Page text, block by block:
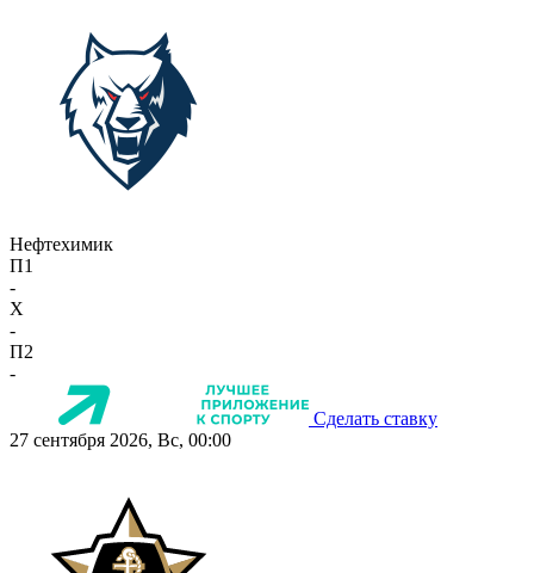
Нефтехимик
П1
-
X
-
П2
-
Сделать ставку
27 сентября 2026, Вс, 00:00